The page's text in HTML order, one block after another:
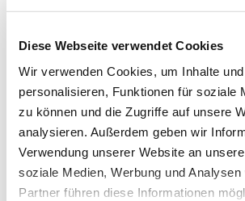
Diese Webseite verwendet Cookies
Wir verwenden Cookies, um Inhalte
personalisieren, Funktionen für soziale
zu können und die Zugriffe auf unsere
analysieren. Außerdem geben wir
Verwendung unserer Website an
soziale Medien, Werbung und
Partner führen diese Informationen
Das könnte Sie auch